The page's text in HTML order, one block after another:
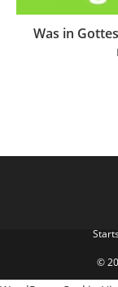
Was in
©